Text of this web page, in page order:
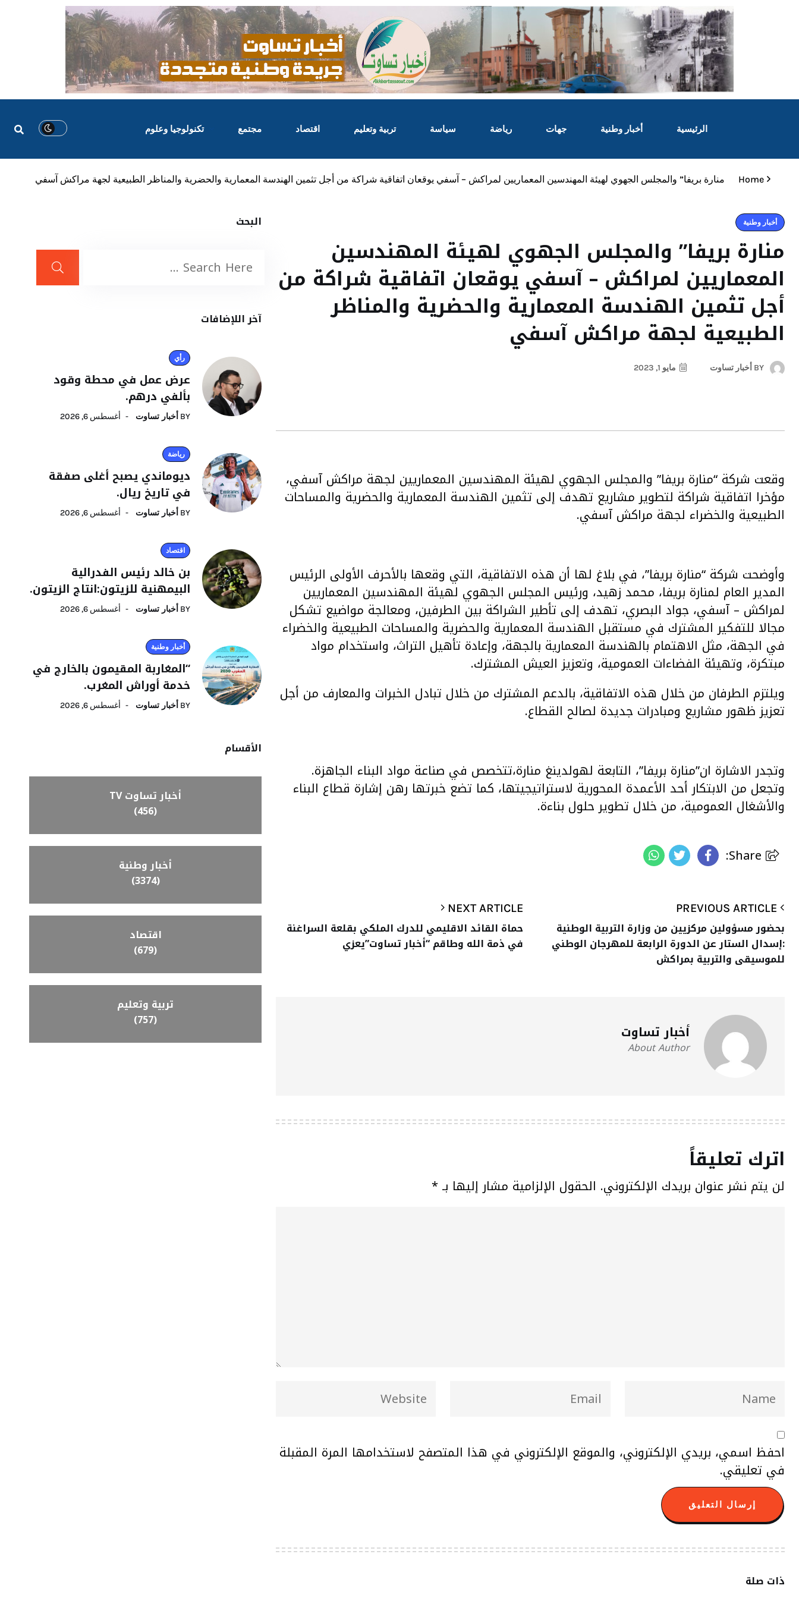
الرئيسية أخبار وطنية جهات رياضة سياسة تربية وتعليم اقتصاد مجتمع تكنولوجيا وعلوم
Home منارة بريفا” والمجلس الجهوي لهيئة المهندسين المعماريين لمراكش – آسفي يوقعان اتفاقية شراكة من أجل تثمين الهندسة المعمارية والحضرية والمناظر الطبيعية لجهة مراكش آسفي
أخبار وطنية
منارة بريفا” والمجلس الجهوي لهيئة المهندسين
المعماريين لمراكش – آسفي يوقعان اتفاقية شراكة من
أجل تثمين الهندسة المعمارية والحضرية والمناظر
الطبيعية لجهة مراكش آسفي
BY أخبار تساوت مايو 1, 2023
وقعت شركة “منارة بريفا” والمجلس الجهوي لهيئة المهندسين المعماريين لجهة مراكش آسفي،
مؤخرا اتفاقية شراكة لتطوير مشاريع تهدف إلى تثمين الهندسة المعمارية والحضرية والمساحات
الطبيعية والخضراء لجهة مراكش آسفي.
وأوضحت شركة “منارة بريفا”، في بلاغ لها أن هذه الاتفاقية، التي وقعها بالأحرف الأولى الرئيس
المدير العام لمنارة بريفا، محمد زهيد، ورئيس المجلس الجهوي لهيئة المهندسين المعماريين
لمراكش – آسفي، جواد البصري، تهدف إلى تأطير الشراكة بين الطرفين، ومعالجة مواضيع تشكل
مجالا للتفكير المشترك في مستقبل الهندسة المعمارية والحضرية والمساحات الطبيعية والخضراء
في الجهة، مثل الاهتمام بالهندسة المعمارية بالجهة، وإعادة تأهيل التراث، واستخدام مواد
مبتكرة، وتهيئة الفضاءات العمومية، وتعزيز العيش المشترك.
ويلتزم الطرفان من خلال هذه الاتفاقية، بالدعم المشترك من خلال تبادل الخبرات والمعارف من أجل
تعزيز ظهور مشاريع ومبادرات جديدة لصالح القطاع.
وتجدر الاشارة ان”منارة بريفا”، التابعة لهولدينغ منارة،تتخصص في صناعة مواد البناء الجاهزة.
وتجعل من الابتكار أحد الأعمدة المحورية لاستراتيجيتها، كما تضع خبرتها رهن إشارة قطاع البناء
والأشغال العمومية، من خلال تطوير حلول بناءة.
بحضور مسؤولين مركزيين من وزارة التربية الوطنية
:إسدال الستار عن الدورة الرابعة للمهرجان الوطني
للموسيقى والتربية بمراكش
NEXT ARTICLE
حماة القائد الاقليمي للدرك الملكي بقلعة السراغنة
في ذمة الله وطاقم “أخبار تساوت”يعزي
أخبار تساوت
About Author
اترك تعليقاً
لن يتم نشر عنوان بريدك الإلكتروني. الحقول الإلزامية مشار إليها بـ *
احفظ اسمي، بريدي الإلكتروني، والموقع الإلكتروني في هذا المتصفح لاستخدامها المرة المقبلة
في تعليقي.
ذات صلة
البحث
آخر اللإضافات
رأي
عرض عمل في محطة وقود
بألفي درهم.
BY أخبار تساوت أغسطس 6, 2026
رياضة
ديوماندي يصبح أغلى صفقة
في تاريخ ريال.
BY أخبار تساوت أغسطس 6, 2026
اقتصاد
بن خالد رئيس الفدرالية
البيمهنية للزيتون:انتاج الزيتون.
BY أخبار تساوت أغسطس 6, 2026
أخبار وطنية
“المغاربة المقيمون بالخارج في
خدمة أوراش المغرب.
BY أخبار تساوت أغسطس 6, 2026
الأقسام
أخبار تساوت TV
(456)
أخبار وطنية
(3374)
اقتصاد
(679)
تربية وتعليم
(757)